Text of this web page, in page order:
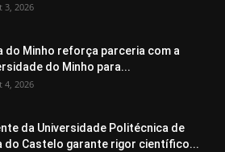
3, 2026
do Minho reforça parceria com a
do Minho para...
4, 2026
da Universidade Politécnica de
do Castelo garante rigor científico...